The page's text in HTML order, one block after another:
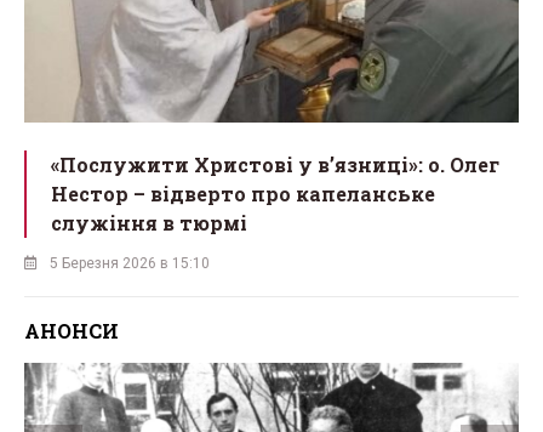
«Послужити Христові у вʼязниці»: о. Олег
Нестор – відверто про капеланське
служіння в тюрмі
5 Березня 2026 в 15:10
АНОНСИ